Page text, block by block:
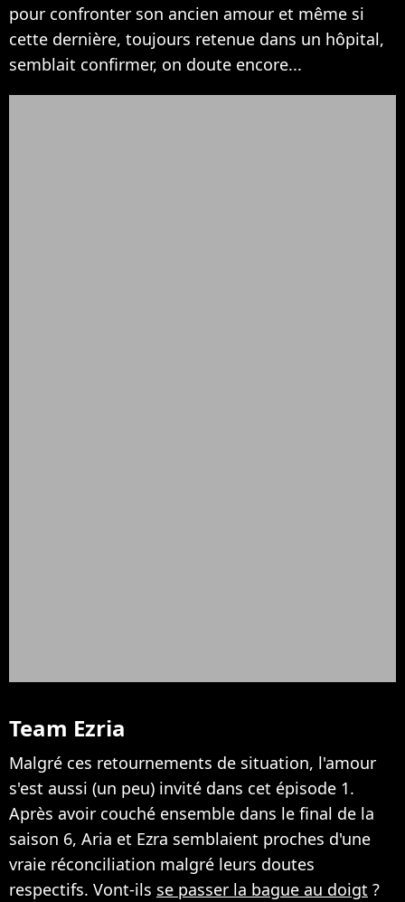
pour confronter son ancien amour et même si
cette dernière, toujours retenue dans un hôpital,
semblait confirmer, on doute encore...
Team Ezria
Malgré ces retournements de situation, l'amour
s'est aussi (un peu) invité dans cet épisode 1.
Après avoir couché ensemble dans le final de la
saison 6, Aria et Ezra semblaient proches d'une
vraie réconciliation malgré leurs doutes
respectifs. Vont-ils se passer la bague au doigt ?